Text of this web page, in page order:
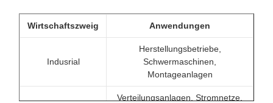
Wirtschaftszweig Anwendungen
Indusrial
Herstellungsbetriebe,
Schwermaschinen,
Montageanlagen
Verteilungsanlagen, Stromnetze,